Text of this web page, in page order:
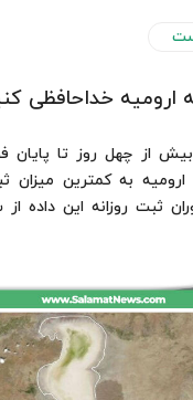
ارومیه خداحافظی
از چهل روز تا پایان
ارومیه به کمترین